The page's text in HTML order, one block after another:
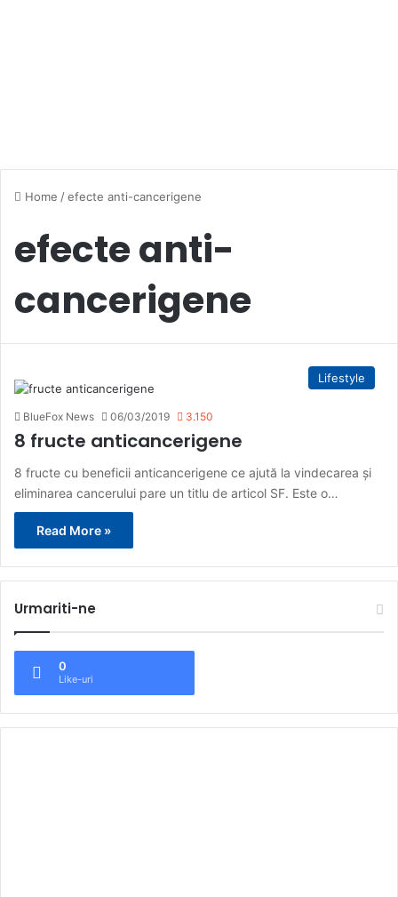
Home /efecte anti-cancerigene
efecte anti-
cancerigene
Lifestyle
BlueFox News 06/03/2019 3.150
8 fructe anticancerigene
8 fructe cu beneficii anticancerigene ce ajută la vindecarea și
eliminarea cancerului pare un titlu de articol SF. Este o…
Read More »
Urmariti-ne
0
Like-uri